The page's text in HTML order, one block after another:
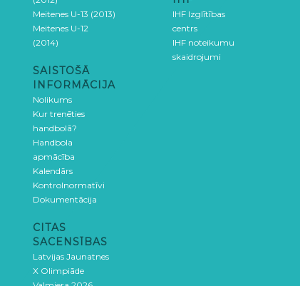
Meitenes U-13 (2013)
Meitenes U-12
(2014)
SAISTOŠĀ
INFORMĀCIJA
Nolikums
Kur trenēties
handbolā?
Handbola
apmācība
Kalendārs
Kontrolnormatīvi
Dokumentācija
CITAS
SACENSĪBAS
Latvijas Jaunatnes
X Olimpiāde
IHF Izglītības
centrs
IHF noteikumu
skaidrojumi